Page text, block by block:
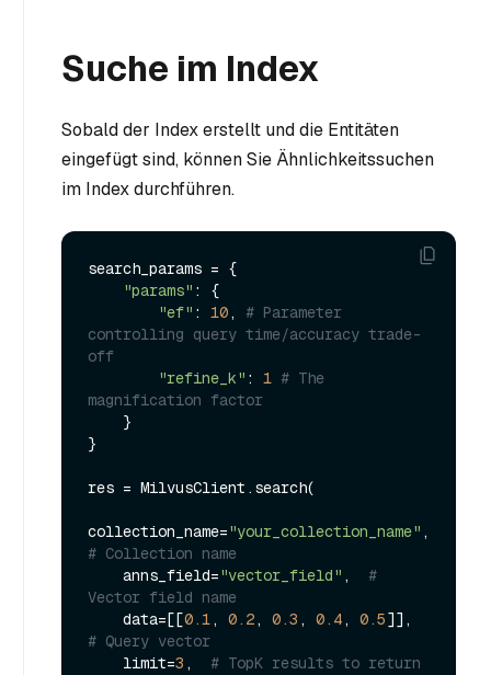
Suche im Index
Sobald der Index erstellt und die Entitäten
eingefügt sind, können Sie Ähnlichkeitssuchen
im Index durchführen.
search_params = {
"params" : {
"ef" : 10, # Parameter
controlling query time/accuracy trade-
off
"refine_k" : 1 # The
magnification factor
}
res = MilvusClient.search(
collection_name="your_collection_name"
# Collection name
    anns_field=
"vector_field" , #
Vector field name
    data=[[
0.1, 0.2, 0.3 , 0.4, 0.5
# Query vector
    limit=
3 , # TopK results to return